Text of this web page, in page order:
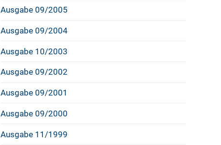
Ausgabe 09/2005
Ausgabe 09/2004
Ausgabe 10/2003
Ausgabe 09/2002
Ausgabe 09/2001
Ausgabe 09/2000
Ausgabe 11/1999